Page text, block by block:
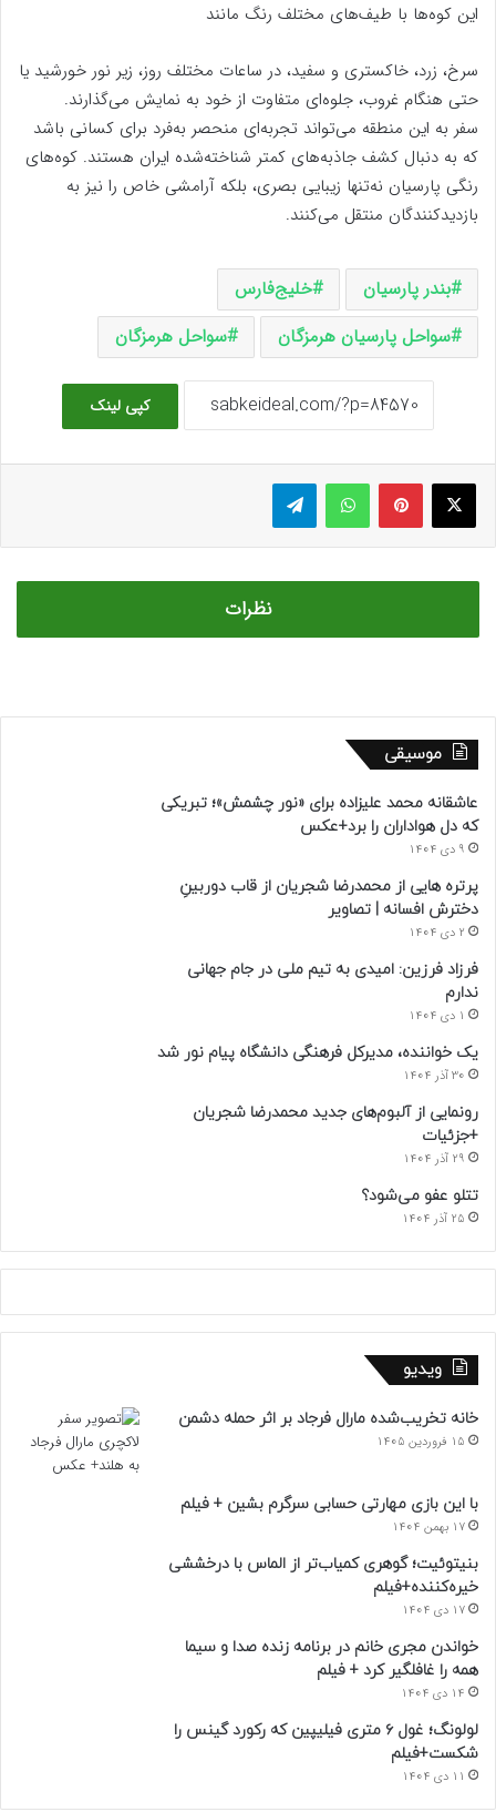
این کوه‌ها با طیف‌های مختلف رنگ مانند
سرخ، زرد، خاکستری و سفید، در ساعات مختلف روز، زیر نور خورشید یا
حتی هنگام غروب، جلوه‌ای متفاوت از خود به نمایش می‌گذارند.
سفر به این منطقه می‌تواند تجربه‌ای منحصر به‌فرد برای کسانی باشد
که به دنبال کشف جاذبه‌های کمتر شناخته‌شده ایران هستند. کوه‌های
رنگی پارسیان نه‌تنها زیبایی بصری، بلکه آرامشی خاص را نیز به
بازدیدکنندگان منتقل می‌کنند.
بندر پارسیان
خلیج‌فارس
سواحل پارسیان هرمزگان
سواحل هرمزگان
کپی لینک
ایکس پینتریستواتس آپ تلگرام
نظرات
موسیقی
عاشقانه محمد علیزاده برای «نور چشمش»؛ تبریکی
که دل هواداران را برد+عکس
9 دی 1404
پرتره هایی از محمدرضا شجریان از قاب دوربینِ
دخترش افسانه | تصاویر
2 دی 1404
فرزاد فرزین: امیدی به تیم ملی در جام جهانی
ندارم
1 دی 1404
یک خواننده، مدیرکل فرهنگی دانشگاه پیام نور شد
30 آذر 1404
رونمایی از آلبوم‌های جدید محمدرضا شجریان
+جزئیات
29 آذر 1404
تتلو عفو می‌شود؟
25 آذر 1404
ویدیو
خانه تخریب‌شده مارال فرجاد بر اثر حمله دشمن
15 فروردین 1405
با این بازی مهارتی حسابی سرگرم بشین + فیلم
17 بهمن 1404
بنیتوئیت؛ گوهری کمیاب‌تر از الماس با درخششی
خیره‌کننده+فیلم
17 دی 1404
خواندن مجری خانم در برنامه زنده صدا و سیما
همه را غافلگیر کرد + فیلم
14 دی 1404
لولونگ؛ غول ۶ متری فیلیپین که رکورد گینس را
شکست+فیلم
11 دی 1404